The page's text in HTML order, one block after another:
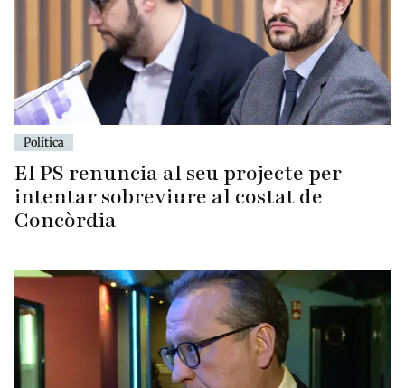
Política
El PS renuncia al seu projecte per
intentar sobreviure al costat de
Concòrdia